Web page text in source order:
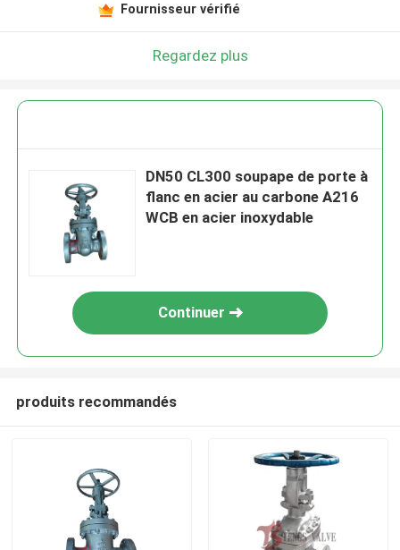
Fournisseur vérifié
Regardez plus
DN50 CL300 soupape de porte à
flanc en acier au carbone A216
WCB en acier inoxydable
Continuer
produits recommandés